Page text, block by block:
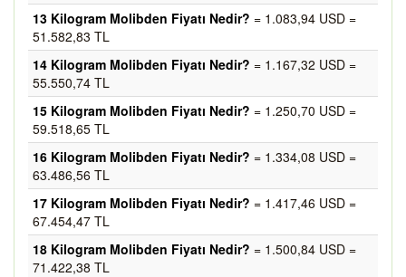
13 Kilogram Molibden Fiyatı Nedir? = 1.083,94 USD =
51.582,83 TL
14 Kilogram Molibden Fiyatı Nedir? = 1.167,32 USD =
55.550,74 TL
15 Kilogram Molibden Fiyatı Nedir? = 1.250,70 USD =
59.518,65 TL
16 Kilogram Molibden Fiyatı Nedir? = 1.334,08 USD =
63.486,56 TL
17 Kilogram Molibden Fiyatı Nedir? = 1.417,46 USD =
67.454,47 TL
18 Kilogram Molibden Fiyatı Nedir? = 1.500,84 USD =
71.422,38 TL